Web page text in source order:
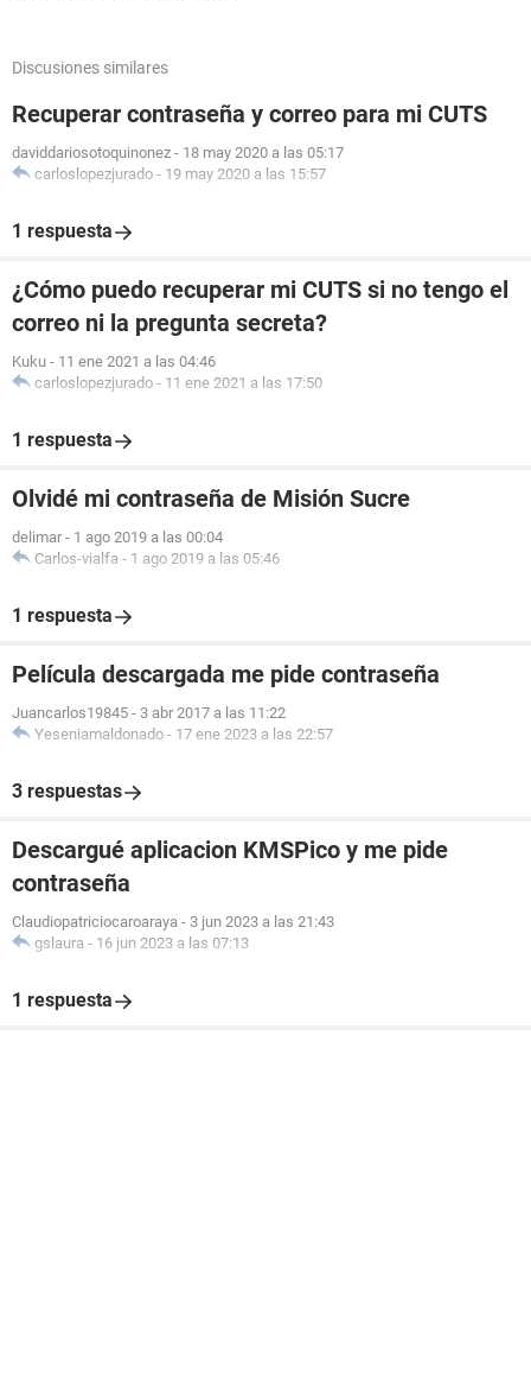
Discusiones similares
Recuperar contraseña y correo para mi CUTS
daviddariosotoquinonez - 18 may 2020 a las 05:17
carloslopezjurado - 19 may 2020 a las 15:57
1 respuesta
¿Cómo puedo recuperar mi CUTS si no tengo el
correo ni la pregunta secreta?
Kuku - 11 ene 2021 a las 04:46
carloslopezjurado - 11 ene 2021 a las 17:50
1 respuesta
Olvidé mi contraseña de Misión Sucre
delimar - 1 ago 2019 a las 00:04
Carlos-vialfa - 1 ago 2019 a las 05:46
1 respuesta
Película descargada me pide contraseña
Juancarlos19845 - 3 abr 2017 a las 11:22
Yeseniamaldonado - 17 ene 2023 a las 22:57
3 respuestas
Descargué aplicacion KMSPico y me pide
contraseña
Claudiopatriciocaroaraya - 3 jun 2023 a las 21:43
gslaura - 16 jun 2023 a las 07:13
1 respuesta